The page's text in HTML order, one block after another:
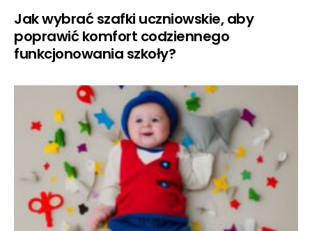
Jak wybrać szafki uczniowskie, aby
poprawić komfort codziennego
funkcjonowania szkoły?